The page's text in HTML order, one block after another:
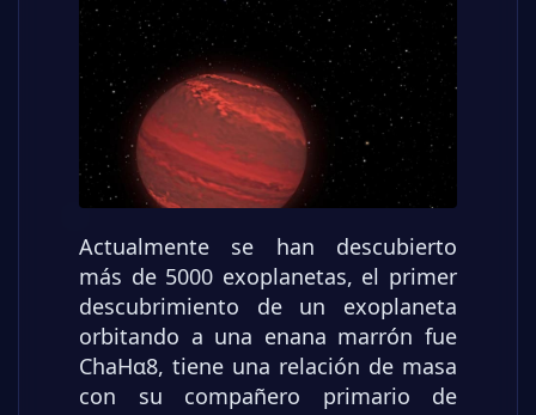
Actualmente se han descubierto
más de 5000 exoplanetas, el primer
descubrimiento de un exoplaneta
orbitando a una enana marrón fue
ChaHα8, tiene una relación de masa
con su compañero primario de